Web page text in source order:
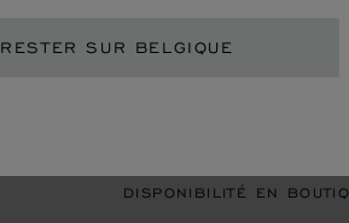
RESTER SUR BELGIQUE
CONTACTER UN
DISPONIBILITÉ EN